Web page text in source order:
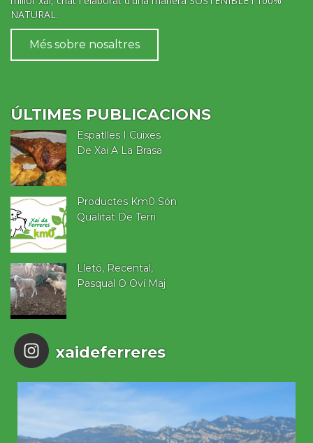
NATURAL.
Més sobre nosaltres
ÚLTIMES PUBLICACIONS
Espatlles I Cuixes
De Xai A La Brasa
Productes Km0 Són
Qualitat De Terri
Lletó, Recental,
Pasqual O Oví Maj
xaideferreres